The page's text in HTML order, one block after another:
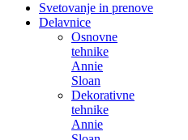
Svetovanje in prenove
Delavnice
Osnovne
tehnike
Annie
Sloan
Dekorativne
tehnike
Annie